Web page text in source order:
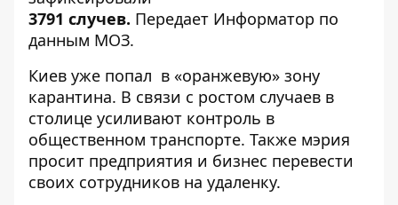
3791 случев. Передает Информатор по
данным МОЗ.
Киев уже попал в «оранжевую» зону
карантина. В связи с ростом случаев в
столице усиливают контроль в
общественном транспорте. Также мэрия
просит предприятия и бизнес перевести
своих сотрудников на удаленку.